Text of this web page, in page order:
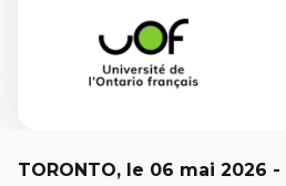
TORONTO, le 06 mai 2026 -